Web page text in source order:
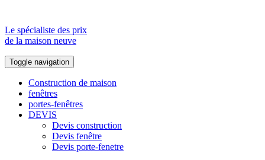
Le spécialiste des prix
de la maison neuve
Toggle navigation
Construction de maison
fenêtres
portes-fenêtres
DEVIS
Devis construction
Devis fenêtre
Devis porte-fenetre